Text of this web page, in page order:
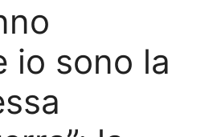
io sono la